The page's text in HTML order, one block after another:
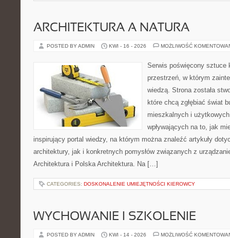
ARCHITEKTURA A NATURA
POSTED BY ADMIN KWI - 16 - 2026 MOŻLIWOŚĆ
Serwis poświęcony sztuce
przestrzeń, w którym
wiedzą. Strona została
które chcą zgłębiać świat
mieszkalnych i
wpływających na to, jak
inspirujący portal wiedzy, na którym można znaleźć artykuły
architektury, jak i konkretnych pomysłów związanych z
Architektura i Polska Architektura. Na […]
CATEGORIES: DOSKONALENIE UMIEJĘTNOŚCI KIEROWCY
WYCHOWANIE I SZKOLENIE
POSTED BY ADMIN KWI - 14 - 2026 MOŻLIWOŚĆ